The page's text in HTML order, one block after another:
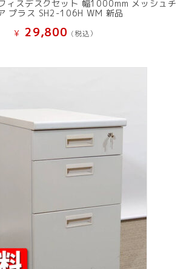
ィスデスクセット 幅1000mm メッシュチ
プラス SH2-106H WM 新品
¥ 29,800 (税込）